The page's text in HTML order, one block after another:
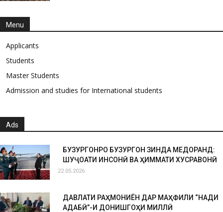
Menu
Applicants
Students
Master Students
Admission and studies for International students
Ads
БУЗУРГОНРО БУЗУРГОН ЗИНДА МЕДОРАНД:
ШУҶОАТИ ИНСОНӢ ВА ҲИММАТИ ХУСРАВОНӢ
22.05.2026
ДАВЛАТИ РАҲМОНИЁН ДАР МАҲФИЛИ “НАҚДИ
АДАБӢ”-И ДОНИШГОҲИ МИЛЛӢ